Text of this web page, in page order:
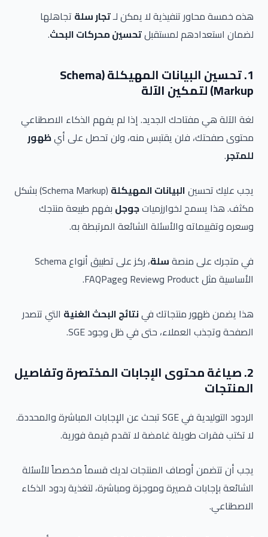
هذه خمسة محاور تنفيذية لا يمكن لـتجار سلة تجاهلها
لضمان استعدادهم لمستقبلتحسين محركات البحث.
1. تحسين البيانات المهيكلة (Schema
Markup) لتمكين الآلة
لغة الآلة هي مفتاحك الجديد. إذا لم يفهم الذكاء الاصطناعي
محتوى صفحتك، فلن يقتبس منه، ولن تحصل على أيظهور
للمتجر.
يجب عليك تحسينالبيانات المهيكلة
(Schema Markup) بشكل
مكثف. هذا يسمح لخوارزمياتجوجل بفهم طبيعة منتجك
وسعره وتقييماته والأسئلة الشائعة المرتبطة به.
في متجرك على منصةسلة
، ركز على تطبيق أنواع Schema
الأساسية مثل Product وReview وFAQPage.
هذا يضمن ظهور منتجاتك فينتائج البحث الغنية التي تتصدر
الصفحة وتجذب العملاء، حتى في ظل وجود SGE.
2. صياغة محتوى الإجابات المختصرة وتفاصيل
المنتجات
الردود التوليدية في SGE تبحث عن الإجابات المباشرة والمحددة.
لا تكتب فقرات طويلة غامضة لا تقدم قيمة فورية.
يجب أن تتضمن أوصاف المنتجات لديك قسماً مخصصاً للأسئلة
الشائعة بإجابات قصيرة وموجزة ومباشرة، لتغذية ردود الذكاء
الاصطناعي.